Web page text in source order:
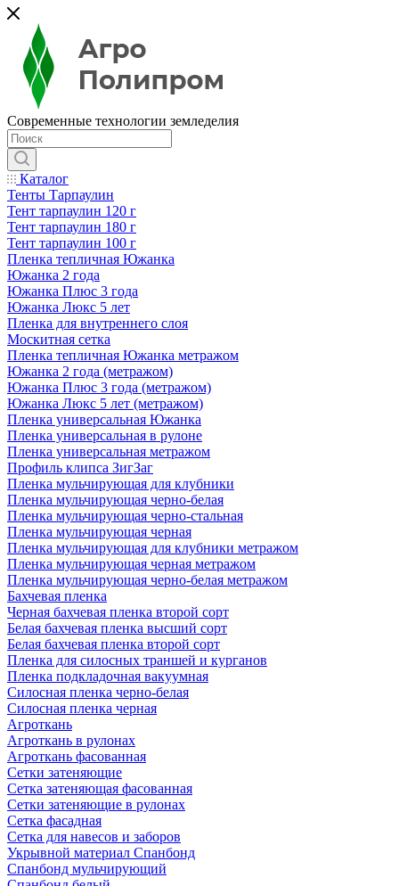
Современные технологии земледелия
Каталог
Тенты Тарпаулин
Тент тарпаулин 120 г
Тент тарпаулин 180 г
Тент тарпаулин 100 г
Пленка тепличная Южанка
Южанка 2 года
Южанка Плюс 3 года
Южанка Люкс 5 лет
Пленка для внутреннего слоя
Москитная сетка
Пленка тепличная Южанка метражом
Южанка 2 года (метражом)
Южанка Плюс 3 года (метражом)
Южанка Люкс 5 лет (метражом)
Пленка универсальная Южанка
Пленка универсальная в рулоне
Пленка универсальная метражом
Профиль клипса ЗигЗаг
Пленка мульчирующая для клубники
Пленка мульчирующая черно-белая
Пленка мульчирующая черно-стальная
Пленка мульчирующая черная
Пленка мульчирующая для клубники метражом
Пленка мульчирующая черная метражом
Пленка мульчирующая черно-белая метражом
Бахчевая пленка
Черная бахчевая пленка второй сорт
Белая бахчевая пленка высший сорт
Белая бахчевая пленка второй сорт
Пленка для силосных траншей и курганов
Пленка подкладочная вакуумная
Силосная пленка черно-белая
Силосная пленка черная
Агроткань
Агроткань в рулонах
Агроткань фасованная
Сетки затеняющие
Сетка затеняющая фасованная
Сетки затеняющие в рулонах
Сетка фасадная
Сетка для навесов и заборов
Укрывной материал Спанбонд
Спанбонд мульчирующий